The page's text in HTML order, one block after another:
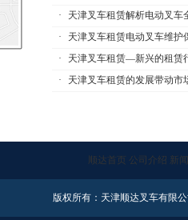
·
天津叉车租赁解析电动叉车
·
天津叉车租赁电动叉车维护
·
天津叉车租赁—新兴的租赁
·
天津叉车租赁的发展带动市
顺达首页 公司介绍 新
版权所有：天津顺达叉车有限